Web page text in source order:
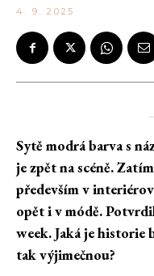
4. 9. 2025
Sytě modrá barva s
je zpět na scéně.
především v
opět i v módě.
week. Jaká je historie
tak výjimečnou?